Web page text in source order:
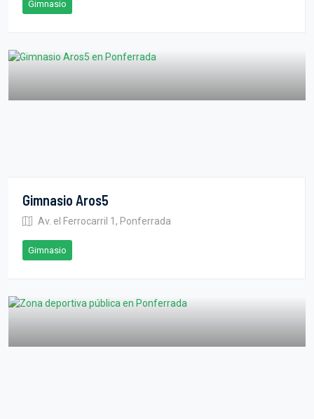
Gimnasio
Gimnasio Aros5
Av. el Ferrocarril 1, Ponferrada
Gimnasio